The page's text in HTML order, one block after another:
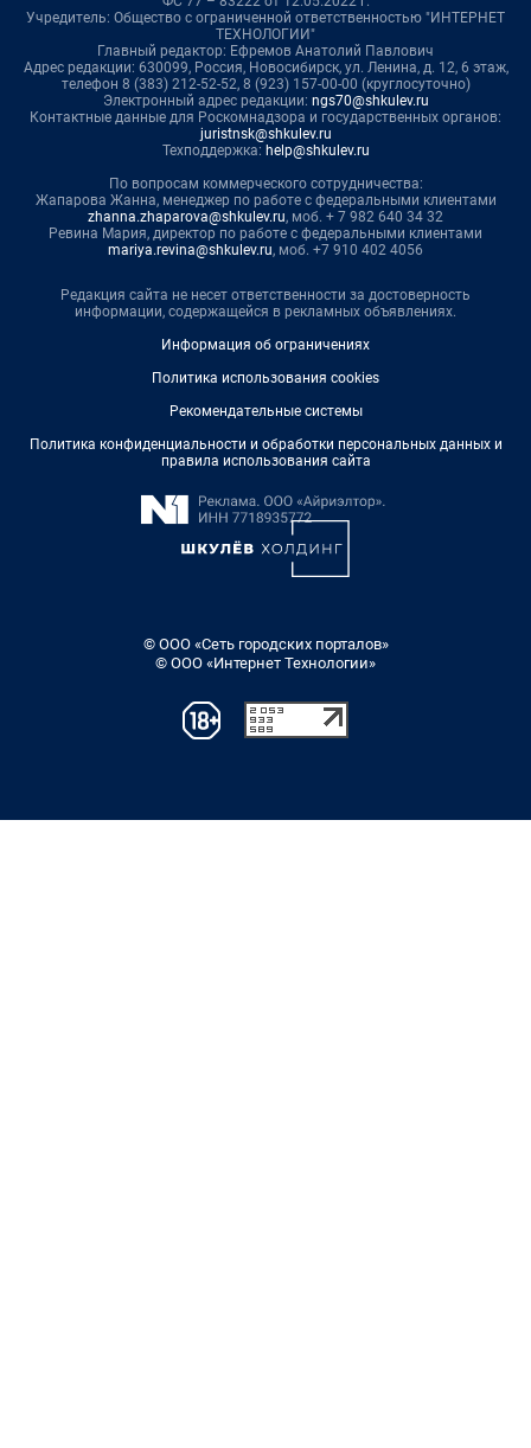
Учредитель: Общество с ограниченной ответственностью "ИНТЕРНЕТ
ТЕХНОЛОГИИ"
Главный редактор: Ефремов Анатолий Павлович
Адрес редакции: 630099, Россия, Новосибирск, ул. Ленина, д. 12, 6 этаж,
телефон 8 (383) 212-52-52, 8 (923) 157-00-00 (круглосуточно)
Электронный адрес редакции: ngs70@shkulev.ru
Контактные данные для Роскомнадзора и государственных органов:
juristnsk@shkulev.ru
Техподдержка: help@shkulev.ru
По вопросам коммерческого сотрудничества:
Жапарова Жанна, менеджер по работе с федеральными клиентами
zhanna.zhaparova@shkulev.ru, моб. + 7 982 640 34 32
Ревина Мария, директор по работе с федеральными клиентами
mariya.revina@shkulev.ru, моб. +7 910 402 4056
Редакция сайта не несет ответственности за достоверность
информации, содержащейся в рекламных объявлениях.
Информация об ограничениях
Политика использования cookies
Рекомендательные системы
Политика конфиденциальности и обработки персональных данных и
правила использования сайта
© ООО «Сеть городских порталов»
© ООО «Интернет Технологии»